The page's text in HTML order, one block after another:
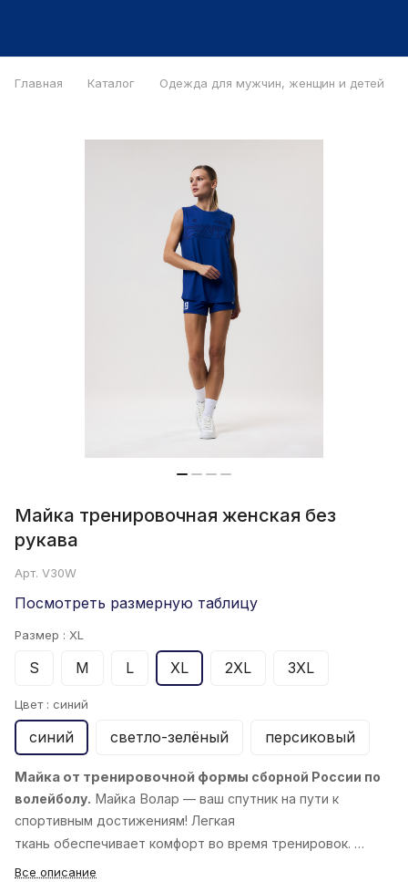
Главная Каталог Одежда для мужчин, женщин и детей
Майка тренировочная женская без
рукава
Арт. V30W
Посмотреть размерную таблицу
Размер : XL
S M L XL 2XL 3XL
Цвет : синий
синий светло-зелёный персиковый
Майка от тренировочной формы сборной России по
волейболу. Майка Волар — ваш спутник на пути к
спортивным достижениям! Легкая
ткань обеспечивает комфорт во время тренировок.
Все описание